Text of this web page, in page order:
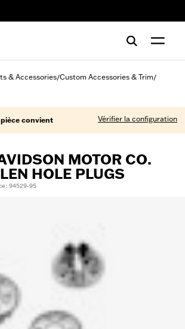
& Accessories/Custom Accessories & Trim/
convient Vérifier la configuration
MOTOR CO.
HOLE PLUGS
: 94529-95